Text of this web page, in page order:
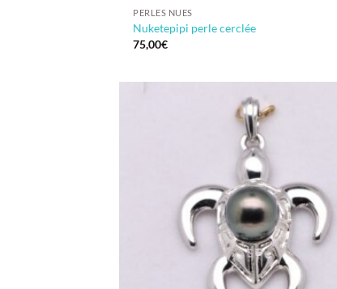
PERLES NUES
Nuketepipi perle cerclée
75,00€